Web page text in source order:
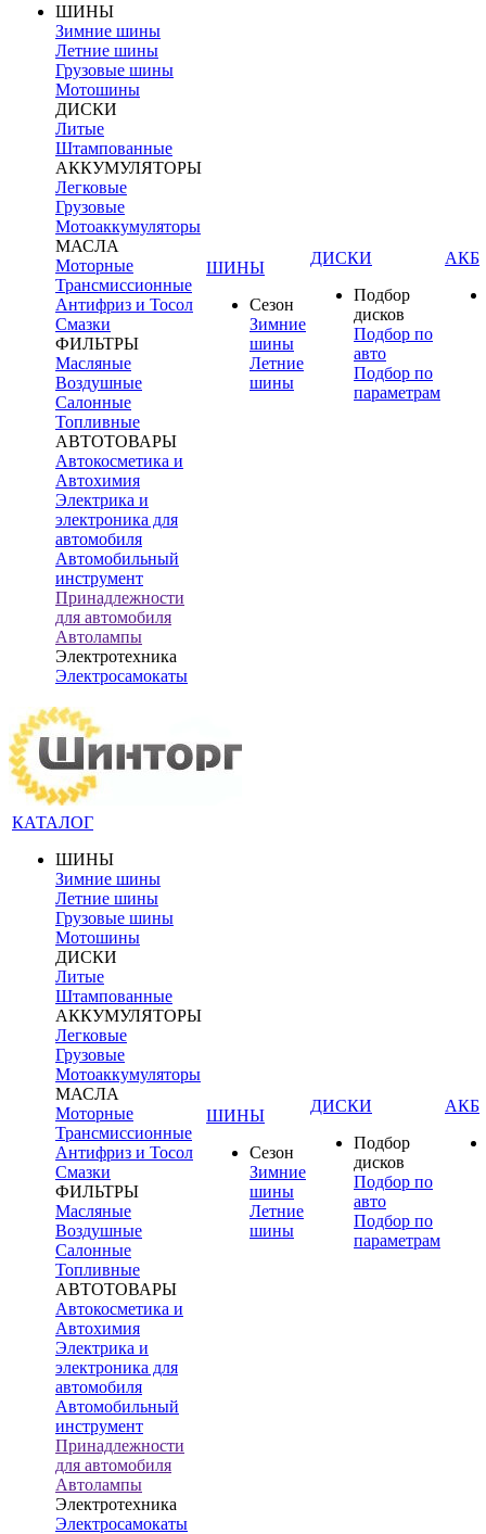
ШИНЫ
Зимние шины
Летние шины
Грузовые шины
Мотошины
ДИСКИ
Литые
Штампованные
АККУМУЛЯТОРЫ
Легковые
Грузовые
Мотоаккумуляторы
МАСЛА
Моторные
Трансмиссионные
Антифриз и Тосол
Смазки
ФИЛЬТРЫ
Масляные
Воздушные
Салонные
Топливные
АВТОТОВАРЫ
Автокосметика и
Автохимия
Электрика и
электроника для
автомобиля
Автомобильный
инструмент
Принадлежности
для автомобиля
Автолампы
Электротехника
Электросамокаты
ШИНЫ
Сезон
Зимние
шины
Летние
шины
ДИСКИ
Подбор
дисков
Подбор по
авто
Подбор по
параметрам
АКБ
КАТАЛОГ
ШИНЫ
Зимние шины
Летние шины
Грузовые шины
Мотошины
ДИСКИ
Литые
Штампованные
АККУМУЛЯТОРЫ
Легковые
Грузовые
Мотоаккумуляторы
МАСЛА
Моторные
Трансмиссионные
Антифриз и Тосол
Смазки
ФИЛЬТРЫ
Масляные
Воздушные
Салонные
Топливные
АВТОТОВАРЫ
Автокосметика и
Автохимия
Электрика и
электроника для
автомобиля
Автомобильный
инструмент
Принадлежности
для автомобиля
Автолампы
Электротехника
Электросамокаты
ШИНЫ
Сезон
Зимние
шины
Летние
шины
ДИСКИ
Подбор
дисков
Подбор по
авто
Подбор по
параметрам
АКБ